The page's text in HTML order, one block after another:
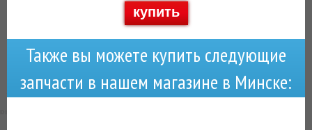
купить
Также вы можете купить следующие
запчасти в нашем магазине в Минске: